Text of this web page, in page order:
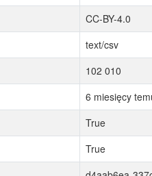
CC-BY-4.0
text/csv
102 010
6 miesięcy
True
True